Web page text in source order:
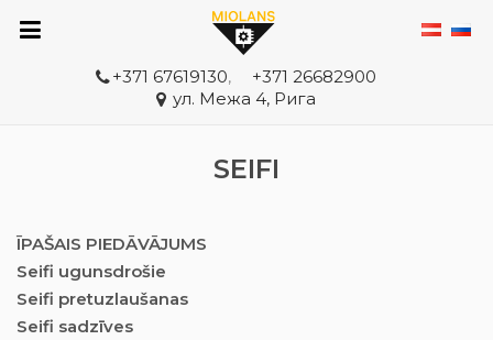
+371 67619130,
+371 26682900
ул. Межа 4, Рига
SEIFI
ĪPAŠAIS PIEDĀVĀJUMS
Seifi ugunsdrošie
Seifi pretuzlaušanas
Seifi sadzīves